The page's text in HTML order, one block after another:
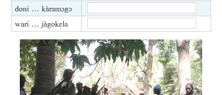
doni … kàramɔgɔ
wari … jàgokɛla